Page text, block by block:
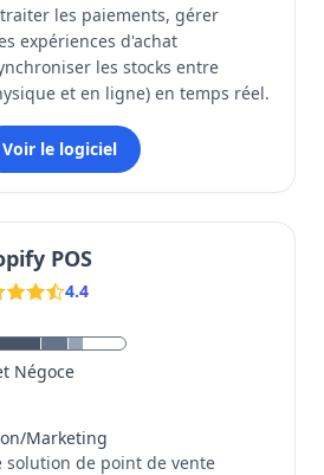
les paiements, gérer
expériences d'achat
les stocks entre
et en ligne) en temps réel.
Voir le logiciel
POS
4.4
Négoce
Marketing
solution de point de vente